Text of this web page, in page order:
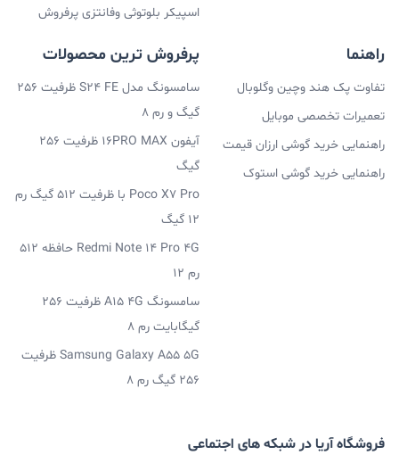
عمل کند. صدای استریو نیز واقعا جذاب است و می‌تواند شما
را مجذوب خود کند. حجم صدا خوب بوده و کیفیت صدا قابل
بر پایه Android 11 در این گوشی میان رده استفاده کرده. در
این نسخه از رابط کاربری، شاهد بروز تغییرات خوب و مثبتی
هستیم که می‌تواند بهترین تجربه را به شما بدهد. گلکسی
اسپیکر بلوتوثی وفانتزی پرفروش
راهنما
تفاوت پک هند وچین وگلوبال
تعمیرات تخصصی موبایل
راهنمایی خرید گوشی ارزان قیمت
راهنمایی خرید گوشی استوک
پرفروش ترین محصولات
سامسونگ مدل S24 FE ظرفیت 256
گیگ و رم 8
آیفون 16PRO MAX ظرفیت 256
گیگ
Poco X7 Pro با ظرفیت 512 گیگ رم
12 گیگ
Redmi Note 14 Pro 4G حافظه 512
رم 12
سامسونگ A15 4G ظرفیت 256
گیگابایت رم 8
Samsung Galaxy A55 5G ظرفیت
256 گیگ رم 8
فروشگاه آریا در شبکه های اجتماعی